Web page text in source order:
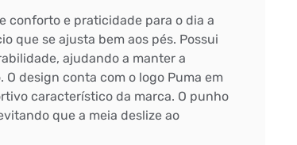
conforto e praticidade para o dia a
que se ajusta bem aos pés. Possui
ajudando a manter a
design conta com o logo Puma em
característico da marca. O punho
que a meia deslize ao